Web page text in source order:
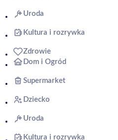
Uroda
Kultura i rozrywka
Zdrowie
Dom i Ogród
Supermarket
Dziecko
Uroda
Kultura i rozrywka